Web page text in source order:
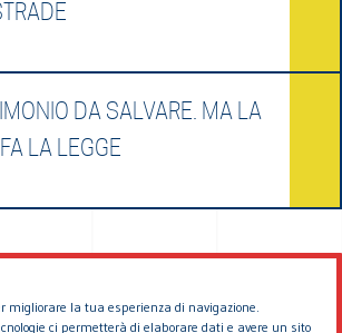
migliorare la tua esperienza di navigazione.
ci permetterà di elaborare dati e avere un sito
DA SALVARE. MA LA
LA LEGGE